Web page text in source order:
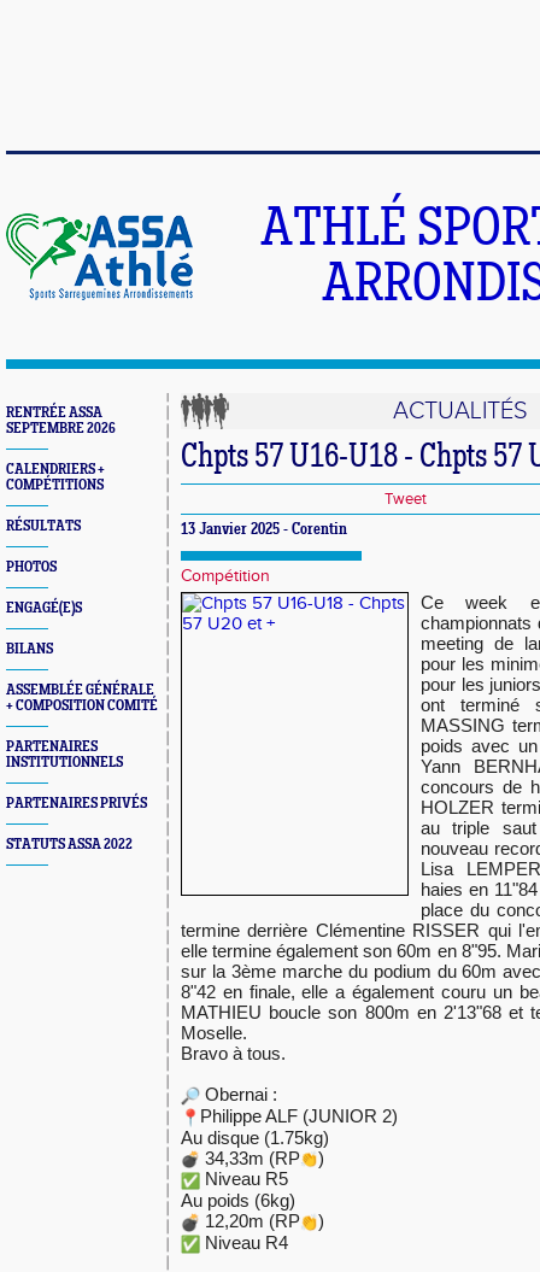
ATHLÉ
RENTRÉE ASSA
SEPTEMBRE 2026
CALENDRIERS +
COMPÉTITIONS
RÉSULTATS
PHOTOS
ENGAGÉ(E)S
BILANS
ASSEMBLÉE GÉNÉRALE
+ COMPOSITION COMITÉ
PARTENAIRES
INSTITUTIONNELS
PARTENAIRES PRIVÉS
STATUTS ASSA 2022
ACTUALITÉS
Chpts 57 U16-U18 - Chpts 57
Tweet
13 Janvier 2025 - Corentin
Compétition
Ce week
meeting de
pour les
pour les
ont terminé
MASSING
poids avec
Yann
concours de
HOLZER
au triple
nouveau
Lisa
haies en
place du
termine derrière Clémentine RISSER qui
elle termine également son 60m en 8"95.
sur la 3ème marche du podium du 60m
8"42 en finale, elle a également couru un
MATHIEU boucle son 800m en 2'13"68 et
Moselle.
Bravo à tous.
Obernai :
Philippe ALF (JUNIOR 2)
Au disque (1.75kg)
34,33m (RP
)
Niveau R5
Au poids (6kg)
12,20m (RP
)
Niveau R4